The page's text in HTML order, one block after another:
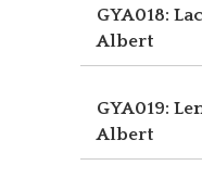
GYA018:
Albert
GYA019:
Albert